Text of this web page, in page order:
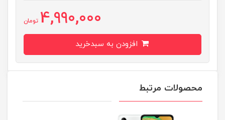
4,990,000 تومان
محصولات مرتبط